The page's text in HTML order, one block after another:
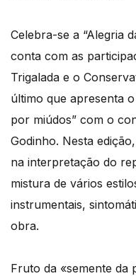
Celebra-se a “Alegria
conta com as
Trigalada e o
último que apresenta
por miúdos” com o
Godinho. Nesta
na interpretação do
mistura de vários
instrumentais,
obra.
Fruto da «semente da